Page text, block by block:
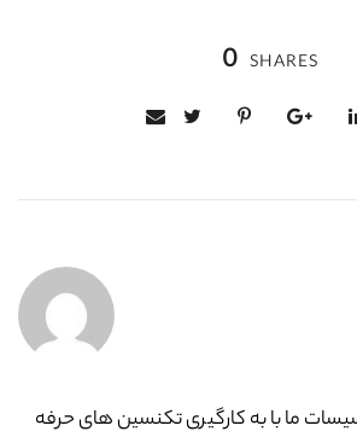
0 SHARES
ما با به‌ کارگیری تکنسین های حرفه